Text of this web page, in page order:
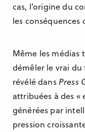
cas, l’origine du
les conséquences
Même les médias
démêler le vrai du
révélé dansPress
attribuées à des «
générées par
pression